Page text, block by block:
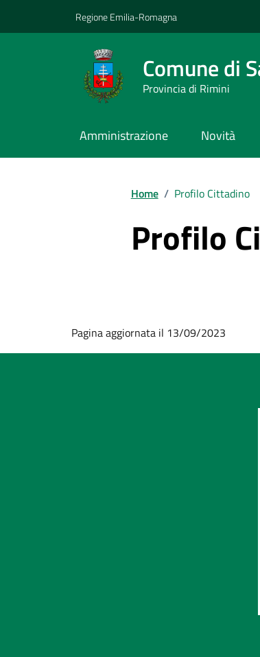
Regione Emilia-Romagna
Comune di
Provincia di Rimini
Amministrazione Novità
Home / Profilo Cittadino
Profilo
Pagina aggiornata il 13/09/2023